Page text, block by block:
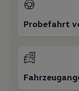
Probefahrt